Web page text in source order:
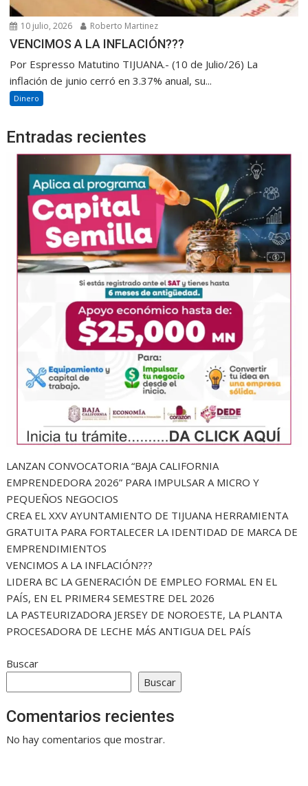
10 julio, 2026 Roberto Martinez
VENCIMOS A LA INFLACIÓN???
Por Espresso Matutino TIJUANA.- (10 de Julio/26) La
inflación de junio cerró en 3.37% anual, su...
Dinero
Entradas recientes
LANZAN CONVOCATORIA “BAJA CALIFORNIA
EMPRENDEDORA 2026” PARA IMPULSAR A MICRO Y
PEQUEÑOS NEGOCIOS
CREA EL XXV AYUNTAMIENTO DE TIJUANA HERRAMIENTA
GRATUITA PARA FORTALECER LA IDENTIDAD DE MARCA DE
EMPRENDIMIENTOS
VENCIMOS A LA INFLACIÓN???
LIDERA BC LA GENERACIÓN DE EMPLEO FORMAL EN EL
PAÍS, EN EL PRIMER4 SEMESTRE DEL 2026
LA PASTEURIZADORA JERSEY DE NOROESTE, LA PLANTA
PROCESADORA DE LECHE MÁS ANTIGUA DEL PAÍS
Buscar
Buscar
Comentarios recientes
No hay comentarios que mostrar.